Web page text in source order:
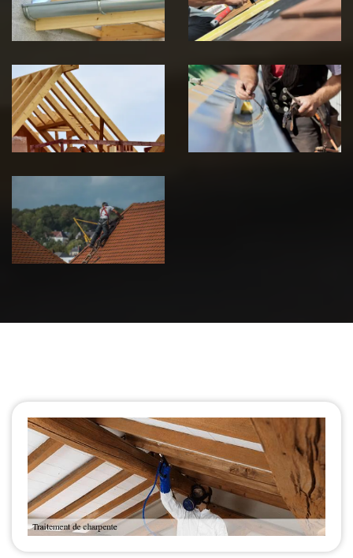
Jura
Jura
Traitement de
charpente 39
Jura
Travaux de
zinguerie 39
Jura
Urgence fuite
de toiture 39
Jura